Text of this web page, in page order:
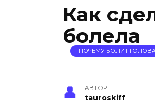
Как
болела
ПОЧЕМУ БОЛИТ
АВТОР
tauroskiff